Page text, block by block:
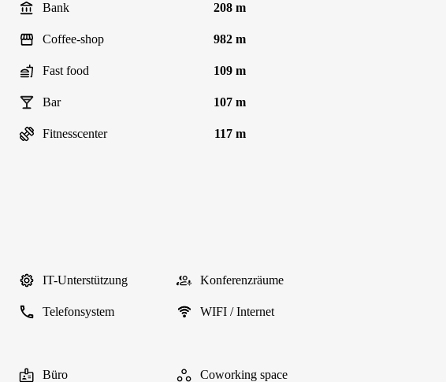
Bank 208 m
Coffee-shop 982 m
Fast food 109 m
Bar 107 m
Fitnesscenter 117 m
IT-Unterstützung Konferenzräume
Telefonsystem WIFI / Internet
Büro Coworking space